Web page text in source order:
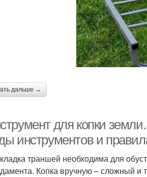
дальше →
для копки
инструментов и
траншей необходима для
Копка вручную – сложный и